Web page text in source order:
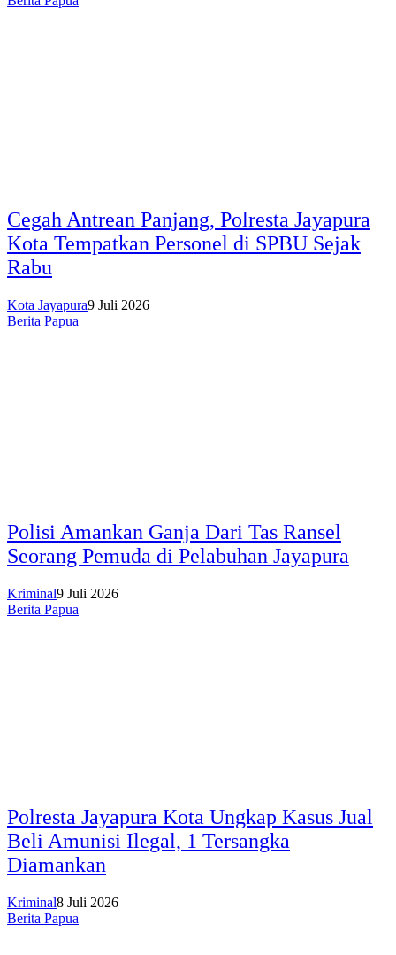
Cegah Antrean Panjang, Polresta Jayapura
Kota Tempatkan Personel di SPBU Sejak
Rabu
Kota Jayapura9 Juli 2026
Berita Papua
Polisi Amankan Ganja Dari Tas Ransel
Seorang Pemuda di Pelabuhan Jayapura
Kriminal9 Juli 2026
Berita Papua
Polresta Jayapura Kota Ungkap Kasus Jual
Beli Amunisi Ilegal, 1 Tersangka
Diamankan
Kriminal8 Juli 2026
Berita Papua